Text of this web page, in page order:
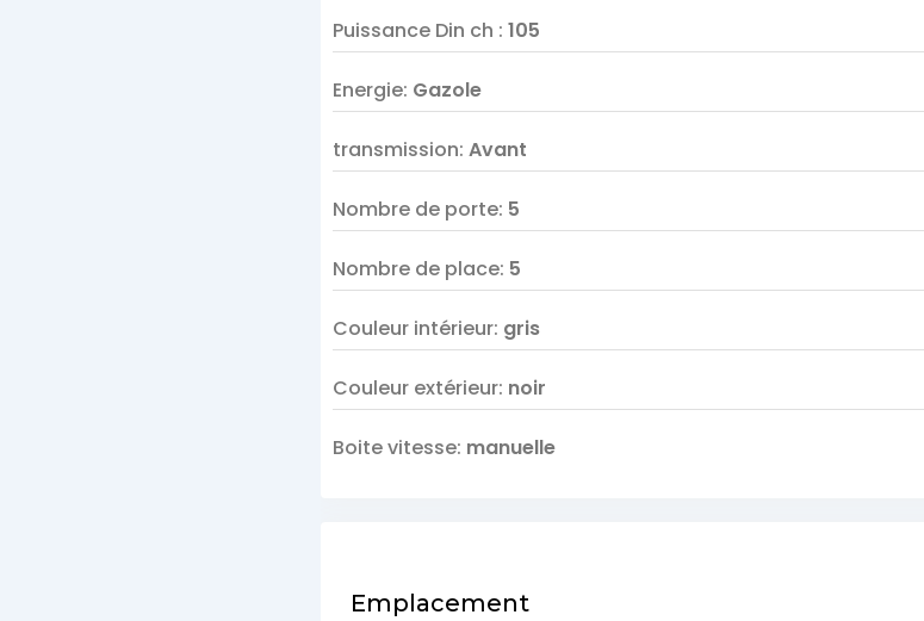
Puissance Din ch : 105
Energie: Gazole
transmission: Avant
Nombre de porte: 5
Nombre de place: 5
Couleur intérieur: gris
Couleur extérieur: noir
Boite vitesse: manuelle
Emplacement